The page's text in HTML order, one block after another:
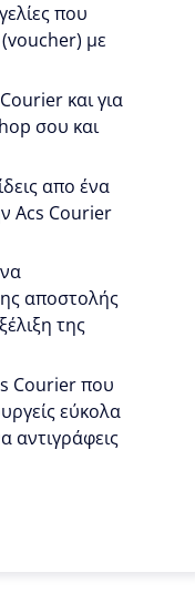
που
(voucher) με
και για
σου και
απο ένα
Acs Courier
αποστολής
της
Courier που
εύκολα
αντιγράφεις